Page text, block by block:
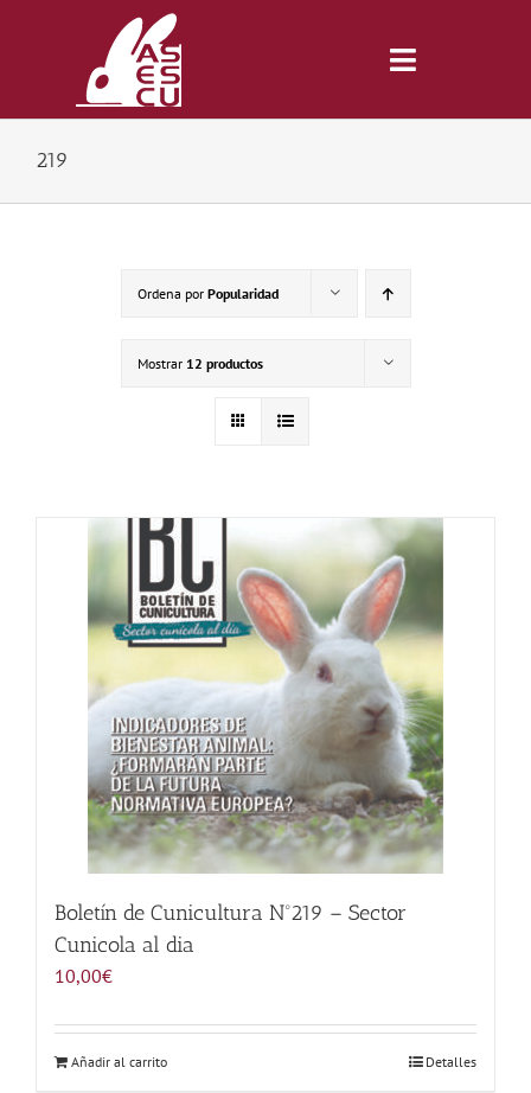
Toggle
Inicio
Hazte Socio
Contactar
WooCommerce My Account
WooCommerce Cart
219
Ordena por Popularidad
Mostrar 12 productos
Boletín de Cunicultura Nº219 – Sector
Cunicola al dia
10,00€
Añadir al carrito Detalles